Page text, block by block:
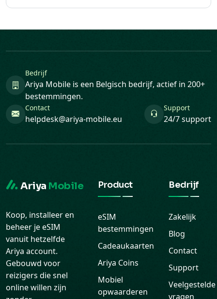
Bedrijf
Ariya Mobile is een Belgisch bedrijf, actief in 200+
bestemmingen.
Contact
helpdesk@ariya-mobile.eu
Support
24/7 support
Ariya Mobile
Koop, installeer en
beheer je eSIM
vanuit hetzelfde
Ariya account.
Gebouwd voor
reizigers die snel
online willen zijn
Product
eSIM
bestemmingen
Cadeaukaarten
Ariya Coins
Mobiel
opwaarderen
Bedrijf
Zakelijk
Blog
Contact
Support
Veelgestelde
vragen